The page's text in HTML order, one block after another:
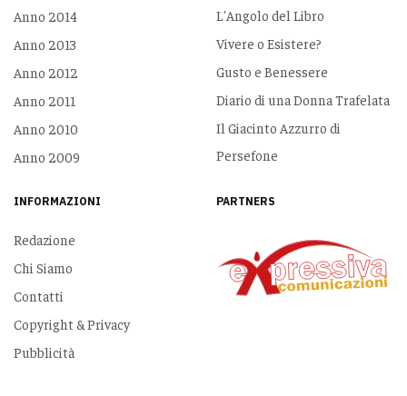
Anno 2014
Anno 2013
Anno 2012
Anno 2011
Anno 2010
Anno 2009
L'Angolo del Libro
Vivere o Esistere?
Gusto e Benessere
Diario di una Donna Trafelata
Il Giacinto Azzurro di
Persefone
INFORMAZIONI
Redazione
Chi Siamo
Contatti
Copyright & Privacy
Pubblicità
PARTNERS